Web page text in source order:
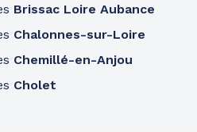
Nicolas- 37140 Bourgueil
02 47 97 83 06
A votre écoute 24h/24 7j/7
Brissac Loire Aubance
Chalonnes-sur-Loire
Chemillé-en-Anjou
Cholet